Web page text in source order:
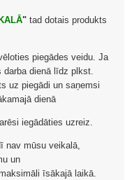
" tad dotais produkts
piegādes veidu. Ja
dienā līdz plkst.
uz piegādi un saņemsi
dienā
iegādāties uzreiz.
nav mūsu veikalā,
un
īsākajā laikā.